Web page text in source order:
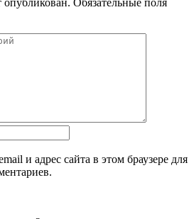
опубликован. Обязательные поля
и адрес сайта в этом браузере для